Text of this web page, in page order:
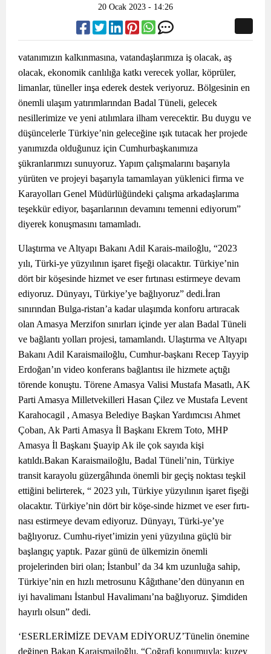
20 Ocak 2023 - 14:26
vatanımızın kalkınmasına, vatandaşlarımıza iş olacak, aş
olacak, ekonomik canlılığa katkı verecek yollar, köprüler,
limanlar, tüneller inşa ederek destek veriyoruz. Bölgesinin en
önemli ulaşım yatırımlarından Badal Tüneli, gelecek
nesillerimize ve yeni atılımlara ilham verecektir. Bu duygu ve
düşüncelerle Türkiye’nin geleceğine ışık tutacak her projede
yanımızda olduğunuz için Cumhurbaşkanımıza
şükranlarımızı sunuyoruz. Yapım çalışmalarını başarıyla
yürüten ve projeyi başarıyla tamamlayan yüklenici firma ve
Karayolları Genel Müdürlüğündeki çalışma arkadaşlarıma
teşekkür ediyor, başarılarının devamını temenni ediyorum”
diyerek konuşmasını tamamladı.
Ulaştırma ve Altyapı Bakanı Adil Karais-mailoğlu, “2023
yılı, Türki-ye yüzyılının işaret fişeği olacaktır. Türkiye’nin
dört bir köşesinde hizmet ve eser fırtınası estirmeye devam
ediyoruz. Dünyayı, Türkiye’ye bağlıyoruz” dedi.İran
sınırından Bulga-ristan’a kadar ulaşımda konforu artıracak
olan Amasya Merzifon sınırları içinde yer alan Badal Tüneli
ve bağlantı yolları projesi, tamamlandı. Ulaştırma ve Altyapı
Bakanı Adil Karaismailoğlu, Cumhur-başkanı Recep Tayyip
Erdoğan’ın video konferans bağlantısı ile hizmete açtığı
törende konuştu. Törene Amasya Valisi Mustafa Masatlı, AK
Parti Amasya Milletvekilleri Hasan Çilez ve Mustafa Levent
Karahocagil , Amasya Belediye Başkan Yardımcısı Ahmet
Çoban, Ak Parti Amasya İl Başkanı Ekrem Toto, MHP
Amasya İl Başkanı Şuayip Ak ile çok sayıda kişi
katıldı.Bakan Karaismailoğlu, Badal Tüneli’nin, Türkiye
transit karayolu güzergâhında önemli bir geçiş noktası teşkil
ettiğini belirterek, “ 2023 yılı, Türkiye yüzyılının işaret fişeği
olacaktır. Türkiye’nin dört bir köşe-sinde hizmet ve eser fırtı-
nası estirmeye devam ediyoruz. Dünyayı, Türki-ye’ye
bağlıyoruz. Cumhu-riyet’imizin yeni yüzyılına güçlü bir
başlangıç yaptık. Pazar günü de ülkemizin önemli
projelerinden biri olan; İstanbul’ da 34 km uzunluğa sahip,
Türkiye’nin en hızlı metrosunu Kâğıthane’den dünyanın en
iyi havalimanı İstanbul Havalimanı’na bağlıyoruz. Şimdiden
hayırlı olsun” dedi.
‘ESERLERİMİZE DEVAM EDİYORUZ’Tünelin önemine
değinen Bakan Karaismailoğlu, “Coğrafi konumuyla; kuzey